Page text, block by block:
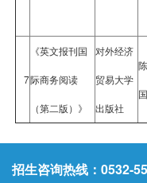
7
《英文报刊国
际商务阅读
（第二版）》
对外经济
贸易大学
出版社
国
招生咨询热线：